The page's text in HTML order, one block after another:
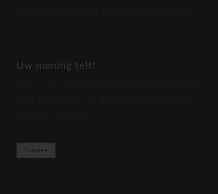
Uw mening telt!
hoog te houden? Vul dan onze online enquete
Enquete